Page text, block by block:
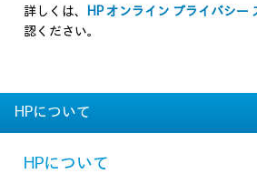
詳しくは、
HP オンライン プライバシー
認ください。
HPについて
HPについて